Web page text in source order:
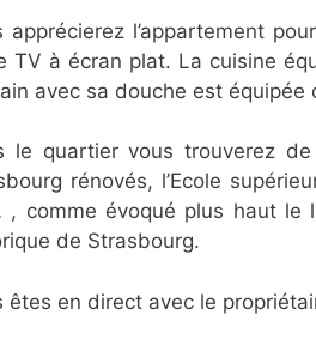
apprécierez l’appartement
TV à écran plat. La cuisine
avec sa douche est équipée
le quartier vous trouverez
rénovés, l’Ecole
, comme évoqué plus haut le
de Strasbourg.
êtes en direct avec le